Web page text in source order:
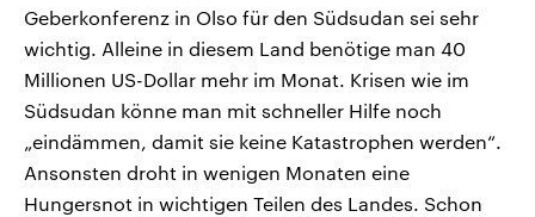
Geberkonferenz in Olso für den Südsudan sei sehr
wichtig. Alleine in diesem Land benötige man 40
Millionen US-Dollar mehr im Monat. Krisen wie im
Südsudan könne man mit schneller Hilfe noch
„eindämmen, damit sie keine Katastrophen werden“.
Ansonsten droht in wenigen Monaten eine
Hungersnot in wichtigen Teilen des Landes. Schon